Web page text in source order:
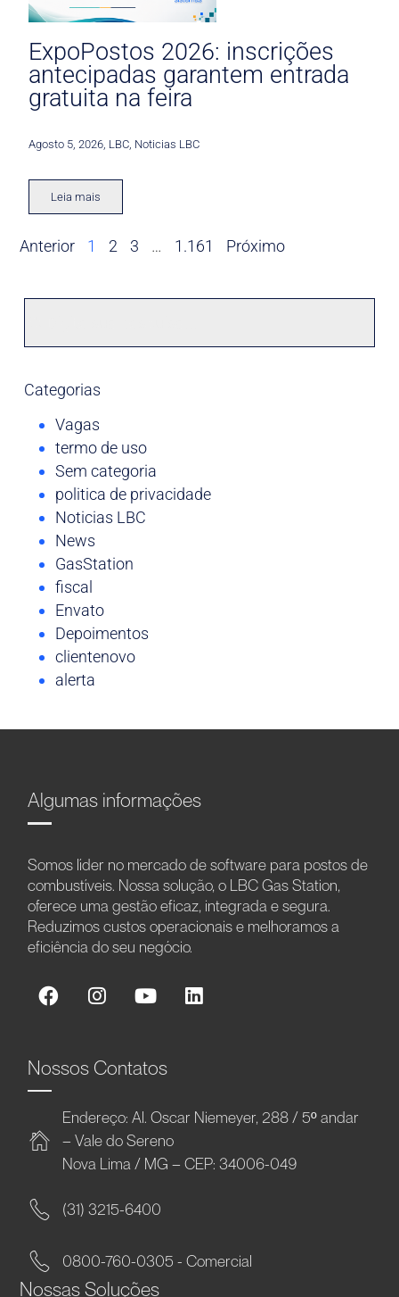
ExpoPostos 2026: inscrições
antecipadas garantem entrada
gratuita na feira
Agosto 5, 2026 LBC Noticias LBC
Leia mais
Anterior 1 2 3 … 1.161 Próximo
Categorias
Vagas
termo de uso
Sem categoria
politica de privacidade
Noticias LBC
News
GasStation
fiscal
Envato
Depoimentos
clientenovo
alerta
Algumas informações
Somos líder no mercado de software para postos de
combustíveis. Nossa solução, o LBC Gas Station,
oferece uma gestão eficaz, integrada e segura.
Reduzimos custos operacionais e melhoramos a
eficiência do seu negócio.
Nossos Contatos
Endereço: Al. Oscar Niemeyer, 288 / 5º andar
– Vale do Sereno
Nova Lima / MG – CEP: 34006-049
(31) 3215-6400
0800-760-0305 - Comercial
Nossas Soluções